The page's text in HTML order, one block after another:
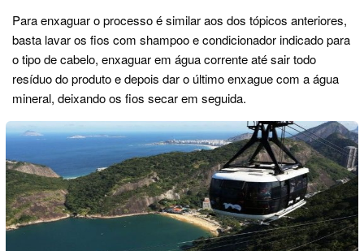
Para enxaguar o processo é similar aos dos tópicos anteriores,
basta lavar os fios com shampoo e condicionador indicado para
o tipo de cabelo, enxaguar em água corrente até sair todo
resíduo do produto e depois dar o último enxague com a água
mineral, deixando os fios secar em seguida.